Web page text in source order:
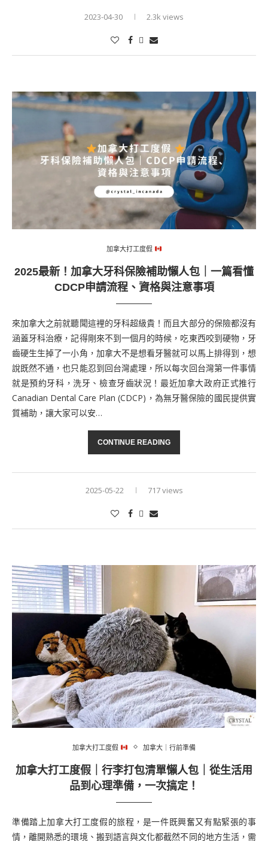
2023-04-30 2.3k views
加拿大打工度假
2025最新！加拿大牙科保險補助懶人包｜一篇看懂
CDCP申請流程、資格與注意事項
來加拿大之前就聽聞這裡的牙科超級貴！而且大部分的保險都沒有
涵蓋牙科治療，記得剛來不到一個月的時候，吃東西咬到硬物，牙
齒硬生生掉了一小角，加拿大不是想看牙醫就可以馬上排得到，想
說既然不通，也只能忍到回台灣處理，所以每次回台灣第一件事情
就是預約牙科，洗牙、檢查牙齒狀況！最近加拿大政府正式推行
Canadian Dental Care Plan (CDCP)，為無牙醫保險的國民提供實
質補助，讓大家可以安…
CONTINUE READING
2025-05-22 717 views
加拿大打工度假 加拿大｜行前準備
加拿大打工度假｜行李打包清單懶人包｜從生活用
品到心理準備，一次搞定！
準備踏上加拿大打工度假的旅程，是一件既興奮又有點緊張的事
情，離開熟悉的環境、搬到語言與文化都截然不同的地方生活，需